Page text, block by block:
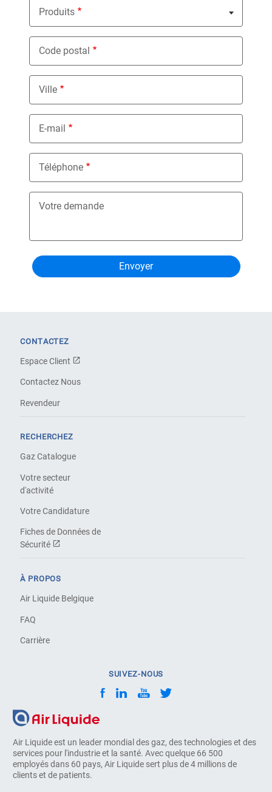
Produits
Nothing selected
Code postal
Ville
E-mail
Téléphone
Votre demande
Air Liquide est un leader mondial des gaz, des technologies et des
services pour l'industrie et la santé. Avec quelque 66 500
employés dans 60 pays, Air Liquide sert plus de 4 millions de
clients et de patients.
CONTACTEZ
Espace Client
Contactez Nous
Revendeur
RECHERCHEZ
Gaz Catalogue
Votre secteur
d'activité
Votre Candidature
Fiches de Données de
Sécurité
À PROPOS
Air Liquide Belgique
FAQ
Carrière
SUIVEZ-NOUS